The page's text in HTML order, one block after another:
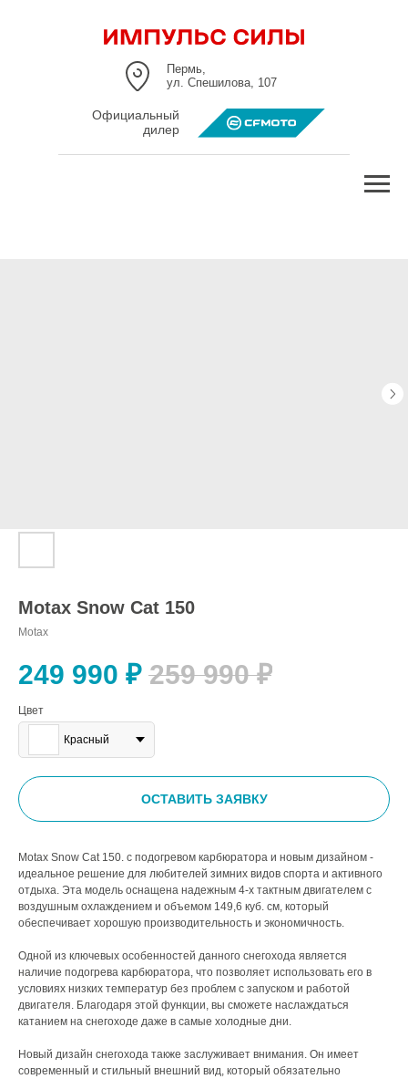
Пермь,
ул. Спешилова, 107
Официальный
дилер
Motax Snow Cat 150
Motax
249 990 ₽ 259 990 ₽
Цвет
Красный
ОСТАВИТЬ ЗАЯВКУ
Motax Snow Cat 150. с подогревом карбюратора и новым дизайном -
идеальное решение для любителей зимних видов спорта и активного
отдыха. Эта модель оснащена надежным 4-х тактным двигателем с
воздушным охлаждением и объемом 149,6 куб. см, который
обеспечивает хорошую производительность и экономичность.
Одной из ключевых особенностей данного снегохода является
наличие подогрева карбюратора, что позволяет использовать его в
условиях низких температур без проблем с запуском и работой
двигателя. Благодаря этой функции, вы сможете наслаждаться
катанием на снегоходе даже в самые холодные дни.
Новый дизайн снегохода также заслуживает внимания. Он имеет
современный и стильный внешний вид, который обязательно